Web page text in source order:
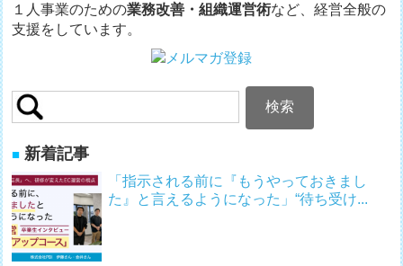
１人事業のための業務改善・組織運営術など、経営全般の
支援をしています。
検
索:
新着記事
「指示される前に『もうやっておきまし
た』と言えるようになった」“待ち受け...